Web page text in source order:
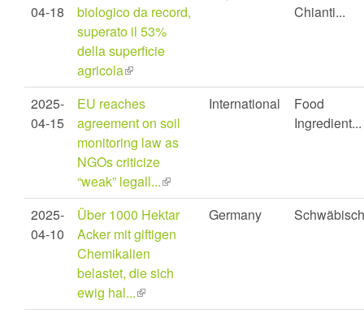
04-18
biologico da record,
superato il 53%
della superficie
agricola(link
is
external)
Chianti...
2025-
04-15
EU reaches
agreement on soil
monitoring law as
NGOs criticize
“weak” legall...(link
is
external)
International
Food
Ingredient...
2025-
04-10
Über 1000 Hektar
Acker mit giftigen
Chemikalien
belastet, die sich
ewig hal...(link
Germany